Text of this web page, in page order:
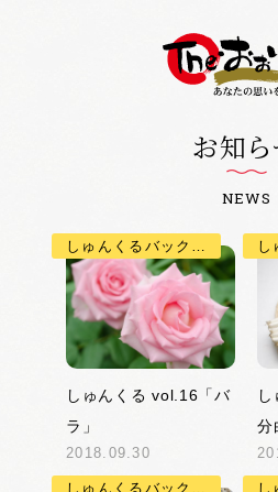
お知
NEWS
しゅんくる vol.16「バ
ラ」
2018.09.30
分